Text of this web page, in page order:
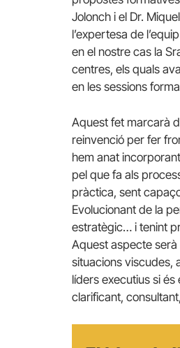
Jolonch i el Dr.
l’expertesa de
en el nostre cas la
centres, els quals
en les sessions
Aquest fet marcarà
reinvenció per fer
hem anat
pel que fa als
pràctica, sent
Evolucionant de la
estratègic… i tenint
Aquest aspecte serà
situacions viscudes,
líders executius si
clarificant,